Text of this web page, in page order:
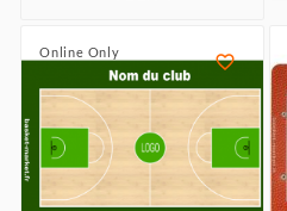
Online Only 